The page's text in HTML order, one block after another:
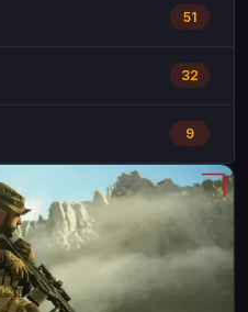
51
32
9